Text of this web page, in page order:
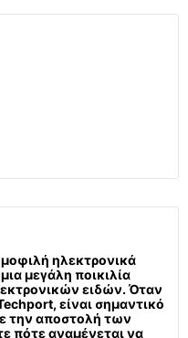
ηλεκτρονικά
μεγάλη ποικιλία
ειδών. Όταν
είναι σημαντικό
την αποστολή των
πότε αναμένεται να